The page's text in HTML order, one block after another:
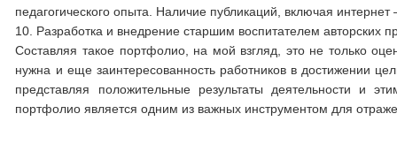
педагогического опыта. Наличие публикаций, включая интернет
10. Разработка и внедрение старшим воспитателем авторских
Составляя такое портфолио, на мой взгляд, это не только
нужна и еще заинтересованность работников в достижении
представляя положительные результаты деятельности и
портфолио является одним из важных инструментом для